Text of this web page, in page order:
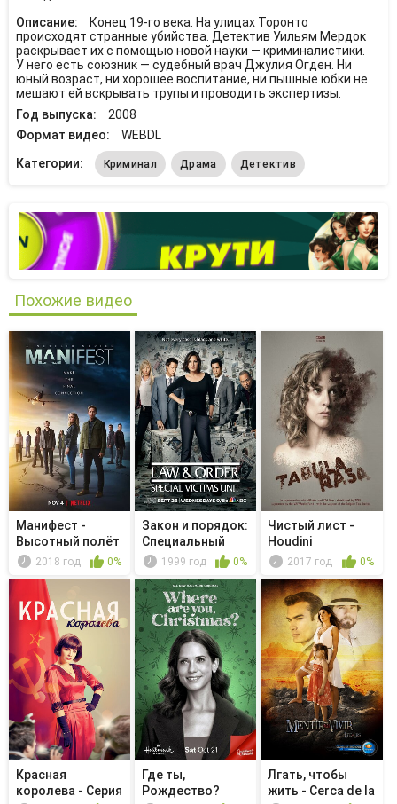
Описание:
Конец 19-го века. На улицах Торонто
происходят странные убийства. Детектив Уильям Мердок
раскрывает их с помощью новой науки — криминалистики.
У него есть союзник — судебный врач Джулия Огден. Ни
юный возраст, ни хорошее воспитание, ни пышные юбки не
мешают ей вскрывать трупы и проводить экспертизы.
Год выпуска:
2008
Формат видео:
WEBDL
Категории:
Криминал Драма Детектив
Похожие видео
Манифест -
Высотный полёт
2018 год 0%
Закон и порядок:
Специальный
корпус -...
1999 год 0%
Чистый лист -
Houdini
2017 год 0%
Красная
королева - Серия
Где ты,
Рождество?
Лгать, чтобы
жить - Cerca de la